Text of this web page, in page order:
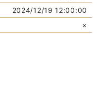
2024/12/19 12:00:00
×